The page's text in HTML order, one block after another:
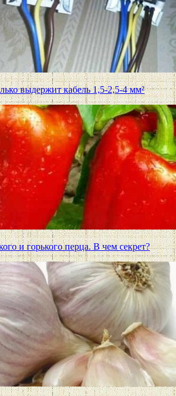
выдержит кабель 1,5-2,5-4 мм²
и горького перца. В чем секрет?